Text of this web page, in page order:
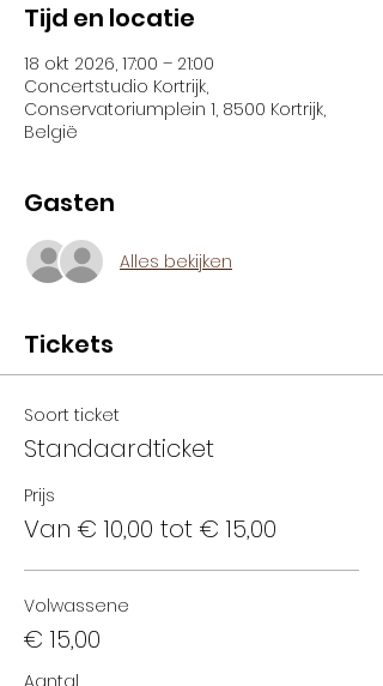
Tijd en locatie
18 okt 2026, 17:00 – 21:00
Concertstudio Kortrijk,
Conservatoriumplein 1, 8500 Kortrijk,
België
Gasten
Alles bekijken
Tickets
Soort ticket
Standaardticket
Prijs
Van € 10,00 tot € 15,00
Volwassene
€ 15,00
Aantal